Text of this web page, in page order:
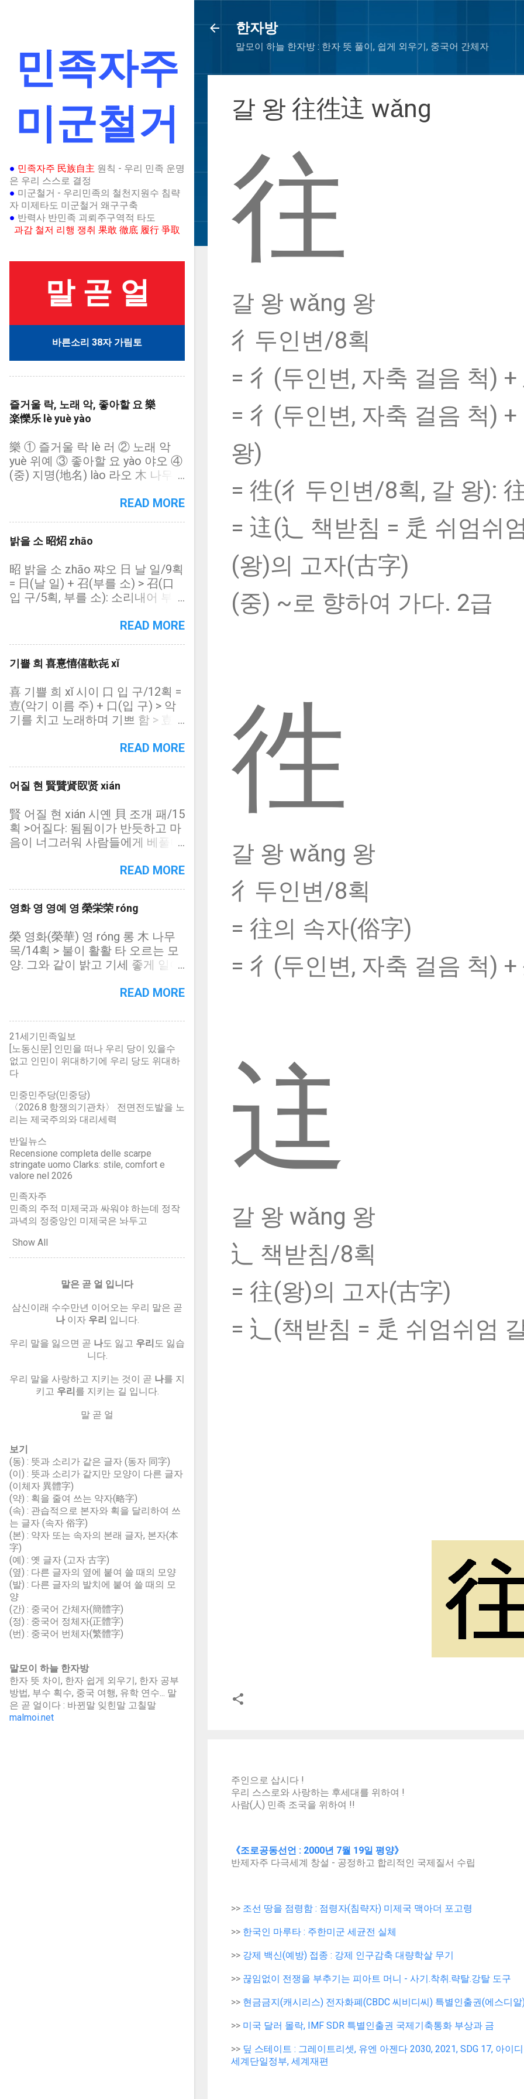
한자방
말모이 하늘 한자방 : 한자 뜻 풀이, 쉽게 외우기, 중국어 간체자
갈 왕 往徃迬 wǎng
往
갈 왕 wǎng 왕
彳두인변/8획
= 彳(두인변, 자축 걸음 척)
= 彳(두인변, 자축 걸음 척)
왕)
= 徃(彳두인변/8획, 갈 왕):
= 迬(辶 책받침 = 辵 쉬엄쉬
(왕)의 고자(古字)
(중) ~로 향하여 가다. 2급
徃
갈 왕 wǎng 왕
彳두인변/8획
= 往의 속자(俗字)
= 彳(두인변, 자축 걸음 척)
迬
갈 왕 wǎng 왕
辶 책받침/8획
= 往(왕)의 고자(古字)
= 辶(책받침 = 辵 쉬엄쉬엄
주인으로 삽시다 !
우리 스스로와 사랑하는 후세대를 위하여 !
사람(人) 민족 조국을 위하여 !!
《조로공동선언 : 2000년 7월 19일 평양》
반제자주 다극세계 창설 - 공정하고 합리적인 국제질서 수립
>> 조선 땅을 점령함 : 점령자(침략자) 미제국 맥아더 포고령
>> 한국인 마루타 : 주한미군 세균전 실체
>> 강제 백신(예방) 접종 : 강제 인구감축 대량학살 무기
>> 끊임없이 전쟁을 부추기는 피아트 머니 - 사기.착취.략탈.강탈 도구
>> 현금금지(캐시리스) 전자화폐(CBDC 씨비디씨) 특별인출권(에스디알
>> 미국 달러 몰락, IMF SDR 특별인출권 국제기축통화 부상과 금
>> 딮 스테이트 : 그레이트리셋, 유엔 아젠다 2030, 2021, SDG 17, 아이
세계단일정부, 세계재편
민족자주
미군철거
● 민족자주 民族自主 원칙 - 우리 민족 운명
은 우리 스스로 결정
● 미군철거 - 우리민족의 철천지원수 침략
자 미제타도 미군철거 왜구구축
● 반력사 반민족 괴뢰주구역적 타도
과감 철저 리행 쟁취 果敢 徹底 履行 爭取
말 곧 얼
바른소리 38자 가림토
즐거울 락, 노래 악, 좋아할 요 樂
楽㦡乐 lè yuè yào
樂 ① 즐거울 락 lè 러 ② 노래 악
yuè 위예 ③ 좋아할 요 yào 야오 ④
(중) 지명(地名) lào 라오 木 나무
+ 幺(작을 요) + 木(나무 목) = 楽
(同字) = 乐(丿 삐침 별/6획): 樂의
즐거울 락 lè 러, 노래 악 yuè 위예,
좋아할 요 yào 야오, (중) 지명(地
名) lào 라오 木 나무 목/13획 樂의
래 악 yuè 위예, 좋아할 요 yào 야
오, (중) 지명(地名) lào 라오 忄심
방/18획 樂과 동자(同字) = 忄(심
방 = 心 마음 심) + 樂(즐거울 락)
乐 (중) 즐거울 락 lè 러, 노래 악
yuè 위예, 좋아할 요 yào 야오, 지명
(地名) lào 라오 丿 삐침 별/6획
(중) 樂의 간체자(簡體字) 편방용
132자 음악(音樂): 노래가락 악보
(樂譜): 노래 가락을 부호로 그린
것 악학궤범(樂學軌範): 이씨조선
성종 24년(1493년)에 편찬된 노래
하고 물을 좋아한다. 산수자연을
좋아한다. 仁者樂山智者樂水 인자
요산지자요수 어진 이는 뫼를 좋아
READ MORE
밝을 소 昭炤 zhāo
昭 밝을 소 zhāo 쨔오 日 날 일/9획
= 日(날 일) + 召(부를 소) > 召(口
입 구/5획, 부를 소): 소리내어 부르
와 동자(同字) 炤 밝을 소 zhāo 쨔
= 炤炤): 밝고 밝음 소소령령(昭昭
READ MORE
기쁠 희 喜憙憘僖歖㐂 xǐ
喜 기쁠 희 xǐ 시이 口 입 구/12획 =
壴(악기 이름 주) + 口(입 구) > 악
기를 치고 노래하며 기쁘 함 > 壴
상대자: 悲 (心 마음 심/12획, 슬플
변/15획, 기쁠 희): 憙의 고자(古字)
喜와 동자(同字) = 歖 (欠 하품
흠/16획, 기쁠 희): 喜의 고자(古字)
= 㐂 (一 한 일/6획 기쁠 희, 기쁠
시이 心 마음 심/16획 喜와 동자
(同字) = 喜(기쁠 희) + 心(마음 심)
憘 기쁠 희 xǐ 시이 忄 심방변/15획
憙의 고자(古字) = 忄(심방변 = 心
마음 심) + 喜(기쁠 희) 僖 기쁠 희
xǐ 시이 亻 사람인변/14획 喜와 동
자(同字) = 亻(사람인변 = 人 사람
인) + 喜(기쁠 희) 歖 기쁠 희 xǐ 시
이 欠 하품 흠/16획 喜의 고자(古
字) = 喜(기쁠 희) + 欠(하품 흠) >
흠): 하품하다 㐂 ① 기쁠 희 : 喜와
동자(同字) ② 기쁠 칠 一 한 일/6
획 = 七(일곱 칠) + 七(일곱 칠) +
七(일곱 칠) 희비(喜悲): 기쁨과 슬
(歡喜): 기쁘고 기쁨 희소식(喜消
息): 기쁜 소식
READ MORE
어질 현 賢贒䝨臤贤 xián
賢 어질 현 xián 시옌 貝 조개 패/15
획 >어질다: 됨됨이가 반듯하고 마
음이 너그러워 사람들에게 베풀다
(신하 신) + 又(또 우) + 貝(조개
패/11획, 어질 현): 賢의 략자(略字)
의 간체자(簡體字) 贒 어질 현 xián
시옌 貝 조개 패/21획 賢의 고자
(古字) = 臣(신하 신) + 忠(충성 충)
貝 조개 패/11획 賢의 략자(略字)
획 賢과 동자(同字) = 臣(신하 신) +
又(또 우) 贤 어질 현 xián 시옌 贝 =
貝 조개 패의 간체자/8획 賢의 간
체자(簡體字) 어질현(賢) 머리 (중)
어질현 머리 (臤)의 간체자(簡體
字) 간화편방 14자: 독자적으로 쓰
이지는 않고, 다른 글자에 붙여 쓰
기만 하는 간체자
READ MORE
영화 영 영예 영 榮栄荣 róng
榮 영화(榮華) 영 róng 롱 木 나무
목/14획 > 불이 활활 타 오르는 모
양. 그와 같이 밝고 기세 좋게 일어
화) + 火(불 화) + 冖(민갓머리 = 冪
무 목/9획, 영화 영): 榮의 약자(略
字) = 荣 (木 나무 목/9획, 영화 영):
榮의 속자(俗字). 榮의 간체자(簡體
字) = 榮에서 아래 木을 뺀 위 머리
부분을 "영화 영 머리'라 함 = (중)
荣에서 아래 木을 뺀 위 머리 부분
을 "영화 영 머리'라 함 栄 영화(榮
華) 영 róng 롱 木 나무 목/9획 榮
róng 롱 木 나무 목/9획 榮의 속자
(俗字). 榮의 간체자(簡體字) = 艹
(풀초머리 = 草 풀 초) + 冖(민갓머
리 = 冪 덮을 멱) + 木(나무 목) 영
화 영 머리 > 榮에서 아래 木을 뺀
위 머리 부분을 "영화 영 머리'라 함
자의 머리 우에 얹어 씀. (중) 영화
영 머리 > 荣아래 木을 뺀 위 머리
편방 14자: 독자적인 글자가 아니
고, 다른 글자의 머리 우에 얹어 씀.
READ MORE
21세기민족일보
[노동신문] 인민을 떠나 우리 당이 있을수
없고 인민이 위대하기에 우리 당도 위대하
다
민중민주당(민중당)
〈2026.8 항쟁의기관차〉 전면전도발을 노
리는 제국주의와 대리세력
반일뉴스
Recensione completa delle scarpe
stringate uomo Clarks: stile, comfort e
valore nel 2026
민족자주
민족의 주적 미제국과 싸워야 하는데 정작
과녁의 정중앙인 미제국은 놔두고
Show All
말은 곧 얼 입니다
삼신이래 수수만년 이어오는 우리 말은 곧
나이자 우리 입니다.
우리 말을 잃으면 곧 나도 잃고 우리도 잃습
니다.
우리 말을 사랑하고 지키는 것이 곧 나를 지
키고 우리를 지키는 길 입니다.
말 곧 얼
보기
(동) : 뜻과 소리가 같은 글자 (동자 同字)
(이) : 뜻과 소리가 같지만 모양이 다른 글자
(이체자 異體字)
(약) : 획을 줄여 쓰는 약자(略字)
(속) : 관습적으로 본자와 획을 달리하여 쓰
는 글자 (속자 俗字)
(본) : 약자 또는 속자의 본래 글자, 본자(本
字)
(예) : 옛 글자 (고자 古字)
(옆) : 다른 글자의 옆에 붙여 쓸 때의 모양
(발) : 다른 글자의 발치에 붙여 쓸 때의 모
양
(간) : 중국어 간체자(簡體字)
(정) : 중국어 정체자(正體字)
(번) : 중국어 번체자(繁體字)
말모이 하늘 한자방
한자 뜻 차이, 한자 쉽게 외우기, 한자 공부
방법, 부수 획수, 중국 여행, 유학 연수... 말
은 곧 얼이다 : 바뀐말 잊힌말 고칠말
malmoi.net